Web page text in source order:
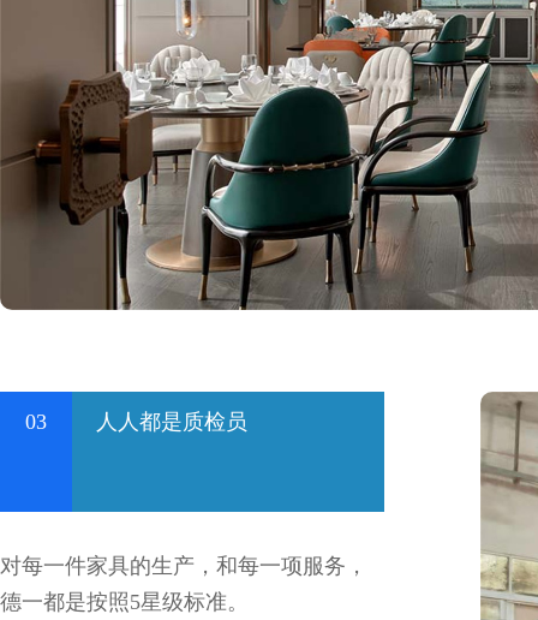
03 人人都是质检员
对每一件家具的生产，和每一项服务，
德一都是按照5星级标准。